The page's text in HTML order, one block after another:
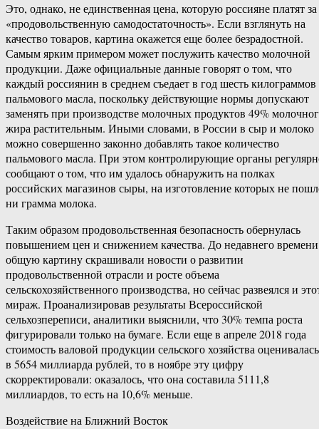
Это, однако, не единственная цена, которую россияне платят за
«продовольственную самодостаточность». Если взглянуть на
качество товаров, картина окажется еще более безрадостной.
Самым ярким примером может послужить качество молочной
продукции. Даже официальные данные говорят о том, что
каждый россиянин в среднем съедает в год шесть килограммов
пальмового масла, поскольку действующие нормы допускают
заменять при производстве молочных продуктов 49%
жира растительным. Иными словами, в России в сыр и молоко
можно совершенно законно добавлять такое количество
пальмового масла. При этом контролирующие органы
сообщают о том, что им удалось обнаружить на полках
российских магазинов сыры, на изготовление которых не
ни грамма молока.
Таким образом продовольственная безопасность обернулась
повышением цен и снижением качества. До недавнего времени
общую картину скрашивали новости о развитии
продовольственной отрасли и росте объема
сельскохозяйственного производства, но сейчас развеялся и
мираж. Проанализировав результаты Всероссийской
сельхозпереписи, аналитики выяснили, что 30% темпа роста
фигурировали только на бумаге. Если еще в апреле 2018 года
стоимость валовой продукции сельского хозяйства оценивалась
в 5654 миллиарда рублей, то в ноябре эту цифру
скорректировали: оказалось, что она составила 5111,8
миллиардов, то есть на 10,6% меньше.
Воздействие на Ближний Восток